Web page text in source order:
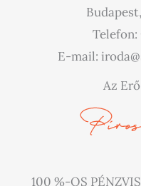
Telefon:
E-mail:
Az
100 %-OS